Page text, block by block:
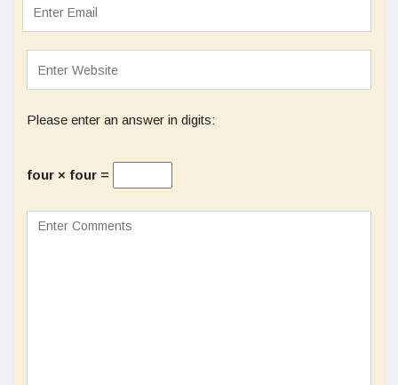
Please enter an answer in digits:
four × four =